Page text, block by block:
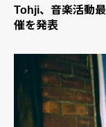
Tohji、音楽活動
催を発表